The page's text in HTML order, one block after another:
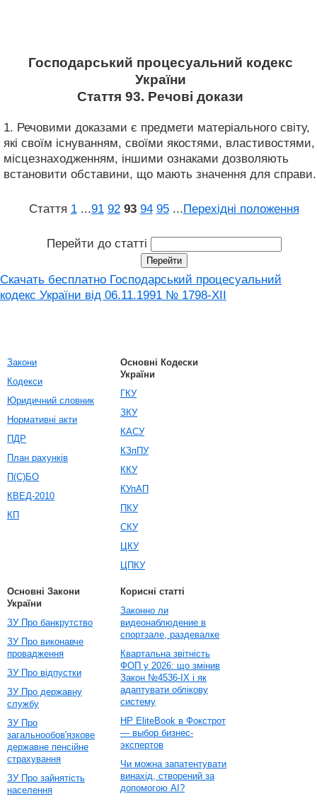
Господарський процесуальний кодекс
України
Стаття 93. Речові докази
1. Речовими доказами є предмети матеріального світу,
які своїм існуванням, своїми якостями, властивостями,
місцезнаходженням, іншими ознаками дозволяють
встановити обставини, що мають значення для справи.
Стаття 1 ...91 92 93 94 95 ...Перехідні положення
Перейти до статті
Скачать бесплатно Господарський процесуальний
кодекс України від 06.11.1991 № 1798-XII
Закони
Кодекси
Юридичний словник
Нормативні акти
ПДР
План рахунків
П(С)БО
КВЕД-2010
КП
Основні Кодески
України
ГКУ
ЗКУ
КАСУ
КЗпПУ
ККУ
КУпАП
ПКУ
СКУ
ЦКУ
ЦПКУ
Основні Закони
України
ЗУ Про банкрутство
ЗУ Про виконавче
провадження
ЗУ Про відпустки
ЗУ Про державну
службу
ЗУ Про
загальнообов'язкове
державне пенсійне
страхування
ЗУ Про зайнятість
населення
Корисні статті
Законно ли
видеонаблюдение в
спортзале, раздевалке
Квартальна звітність
ФОП у 2026: що змінив
Закон №4536-IX і як
адаптувати облікову
систему
HP EliteBook в Фокстрот
— выбор бизнес-
экспертов
Чи можна запатентувати
винахід, створений за
допомогою AI?